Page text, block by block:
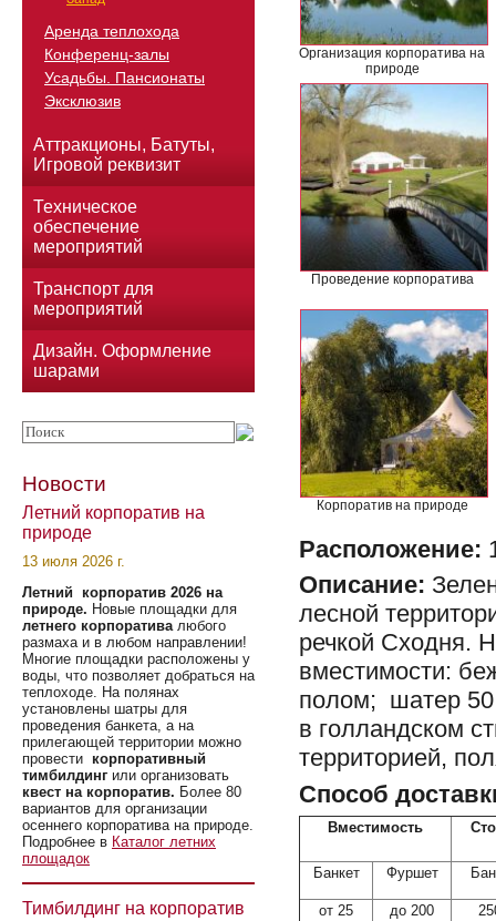
Организация корпоратива на
природе
Проведение корпоратива
Корпоратив на природе
Расположение:
Описание:
лесной
речкой Сходня.
вместимости:
полом; шатер 50
в голландском
территорией,
Способ
Вместимость
Банкет Фуршет
от 25 до 200
Аренда теплохода
Конференц-залы
Усадьбы. Пансионаты
Эксклюзив
Аттракционы, Батуты,
Игровой реквизит
Техническое
обеспечение
мероприятий
Транспорт для
мероприятий
Дизайн. Оформление
шарами
Новости
Летний корпоратив на
природе
13 июля 2026 г.
Летний корпоратив 2026 на
природе. Новые площадки для
летнего корпоративалюбого
размаха и в любом направлении!
Многие площадки расположены у
воды, что позволяет добраться на
теплоходе. На полянах
установлены шатры для
проведения банкета, а на
прилегающей территории можно
провести корпоративный
тимбилдинг или организовать
квест на корпоратив. Более 80
вариантов для организации
осеннего корпоратива на природе.
Подробнее в Каталог летних
площадок
Тимбилдинг на корпоратив